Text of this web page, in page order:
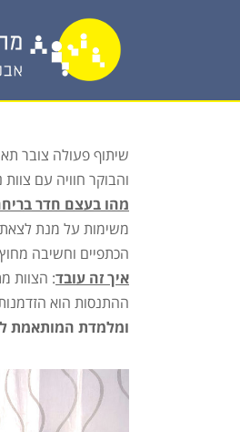
שיתוף פעולה צובר
והבוקר חוויה עם
מהו בעצם חדר
משימות על מנת לצאת
הכתפיים וחשיבה
איך זה עובד: הצוות
ההתנסות הוא
ומלמדת המותאמת